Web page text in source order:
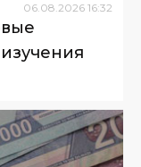
06.08.2026 16:32